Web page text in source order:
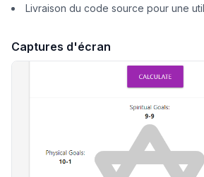
Livraison du code source pour une
Captures d'écran